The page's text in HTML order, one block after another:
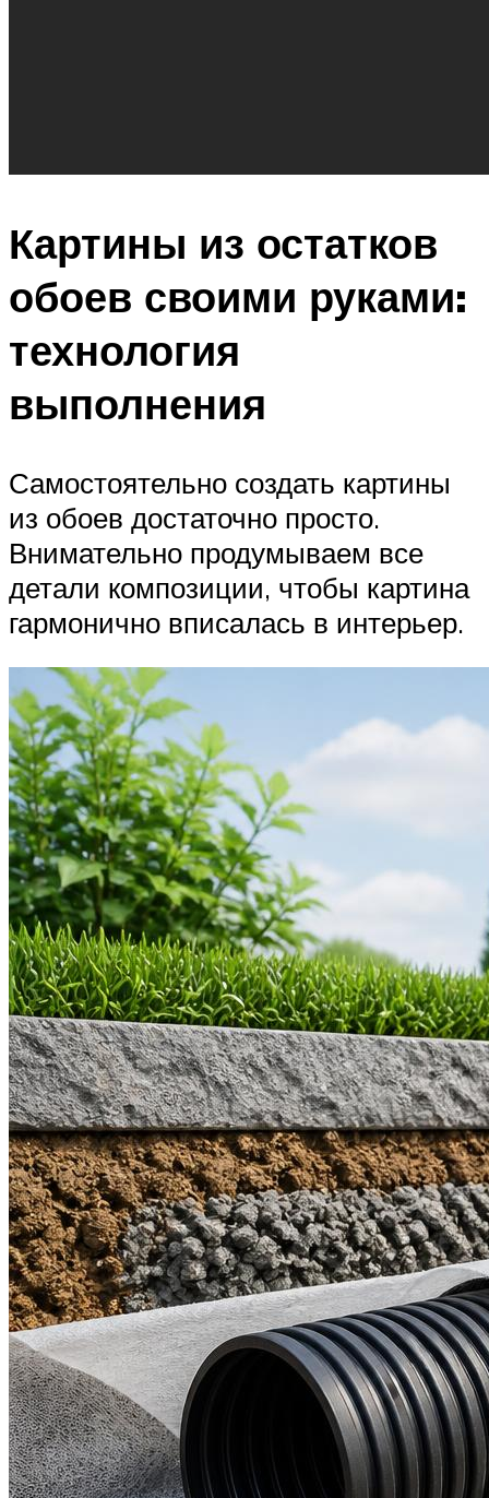
Картины из остатков
обоев своими руками:
технология
выполнения
Самостоятельно создать картины
из обоев достаточно просто.
Внимательно продумываем все
детали композиции, чтобы картина
гармонично вписалась в интерьер.